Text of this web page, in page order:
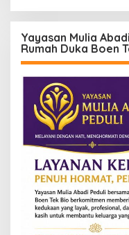
Yayasan Mulia
Rumah Duka Boen